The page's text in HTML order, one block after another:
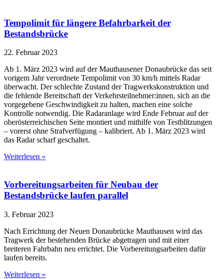
Tempolimit für längere Befahrbarkeit der
Bestandsbrücke
22. Februar 2023
Ab 1. März 2023 wird auf der Mauthausener Donaubrücke das seit
vorigem Jahr verordnete Tempolimit von 30 km/h mittels Radar
überwacht. Der schlechte Zustand der Tragwerkskonstruktion und
die fehlende Bereitschaft der Verkehrsteilnehmer:innen, sich an die
vorgegebene Geschwindigkeit zu halten, machen eine solche
Kontrolle notwendig. Die Radaranlage wird Ende Februar auf der
oberösterreichischen Seite montiert und mithilfe von Testblitzungen
– vorerst ohne Strafverfügung – kalibriert. Ab 1. März 2023 wird
das Radar scharf geschaltet.
Weiterlesen »
Vorbereitungsarbeiten für Neubau der
Bestandsbrücke laufen parallel
3. Februar 2023
Nach Errichtung der Neuen Donaubrücke Mauthausen wird das
Tragwerk der bestehenden Brücke abgetragen und mit einer
breiteren Fahrbahn neu errichtet. Die Vorbereitungsarbeiten dafür
laufen bereits.
Weiterlesen »